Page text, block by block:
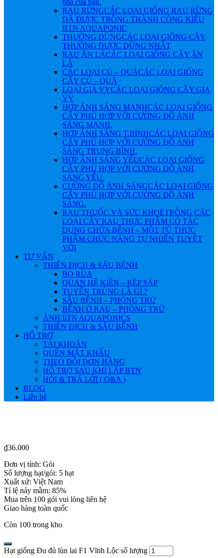
nhà của bạn.
RAU RỪNGCÁC LOẠI GIỐNG RAU RỪNG
ĐÃ ĐƯỢC TRỒNG THÀNH CÔNG KIỂU
BTN AQUAPONIC
THƯỜNG DÙNGCÁC LOẠI GIỐNG CÂY
THƯỜNG ĐƯỢC DÙNG NHẤT
RAU ĂN LÁCÁC LOẠI GIỐNG CÂY ĂN
LÁ
CÁC LOẠI CỦ – QUẢCÁC LOẠI GIỐNG
CÂY CỦ – QUẢ
LOẠI GIA VỴCÁC LOẠI GIỐNG CÂY GIA
VỴ
HỢP ÁNH SÁNG MẠNHCÁC LOẠI GIỐNG
CÂY PHÙ HỢP VỚI CƯỜNG ĐỘ ÁNH
SÁNG MẠNH.
HỢP ÁNH SÁNG T.BÌNHCÁC LOẠI GIỐNG
CÂY PHÙ HỢP VỚI CƯỜNG ĐỘ ÁNH
SÁNG TRUNG BÌNH.
HỢP ÁNH SÁNG YẾUCÁC LOẠI GIỐNG
CÂY PHÙ HỢP VỚI CƯỜNG ĐỘ ÁNH
SÁNG YẾU.
CƯỜNG ĐỘ ÁNH SÁNGCÁC LOẠI GIỐNG
CÂY PHÙ HỢP VỚI CƯỜNG ĐỘ ÁNH
SÁNG.
RAU THUỐC VÀ SỨC KHOẺTRỒNG CÁC
LOẠI CÂY RAU THỰC PHẨM CÓ TÁC
DỤNG CHỮA BỆNH – MỘT TỦ THỰC
PHẨM CHỨC NĂNG TỰ NHIÊN TUYỆT
VỜI
TƯ VẤN
THIÊN ĐỊCH & SÂU BỆNH
BỌ RÙA
QUAN HỆ KIẾN – RỆP SÁP
TUYẾN TRÙNG LÀ GÌ ?
SÂU BỆNH – PHÒNG TRỪ
BỆNH Ở RAU – PHÒNG TRỪ
ẢNH БTN AQUAPONICS
THIÊN ĐỊCH & SÂU BỆNH
HỔ TRỢ
TÀI KHOẢN
QUÊN MẬT KHẨU
THEO DÕI ĐƠN HÀNG
HỔ TRỢ SAU KHI LẮP BTN
HỎI & TRẢ LỜI ( Q&A )
BLOG
Liên hệ
₫36.000
Đơn vị tính: Gói
Số lượng hạt/gói: 5 hạt
Xuất xứ: Việt Nam
Tỉ lệ nảy mầm: 85%
Mua trên 100 gói vui lòng liên hệ
Giao hàng toàn quốc
Còn 100 trong kho
Hạt giống Đu đủ lùn lai F1 Vĩnh Lộc số lượng